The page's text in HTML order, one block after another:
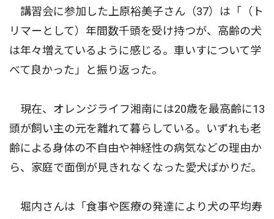
講習会に参加した上原裕美子さん（37）は「（ト
リマーとして）年間数千頭を受け持つが、高齢の犬
は年々増えているように感じる。車いすについて学
べて良かった」と振り返った。
現在、オレンジライフ湘南には20歳を最高齢に13
頭が飼い主の元を離れて暮らしている。いずれも老
齢による身体の不自由や神経性の病気などの理由か
ら、家庭で面倒が見きれなくなった愛犬ばかりだ。
堀内さんは「食事や医療の発達により犬の平均寿